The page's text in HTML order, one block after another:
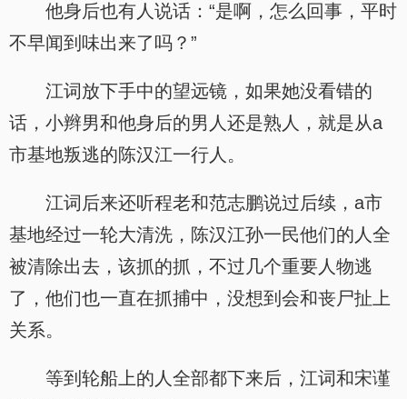
他身后也有人说话：“是啊，怎么回事，平时
不早闻到味出来了吗？”
江词放下手中的望远镜，如果她没看错的
话，小辫男和他身后的男人还是熟人，就是从a
市基地叛逃的陈汉江一行人。
江词后来还听程老和范志鹏说过后续，a市
基地经过一轮大清洗，陈汉江孙一民他们的人全
被清除出去，该抓的抓，不过几个重要人物逃
了，他们也一直在抓捕中，没想到会和丧尸扯上
关系。
等到轮船上的人全部都下来后，江词和宋谨